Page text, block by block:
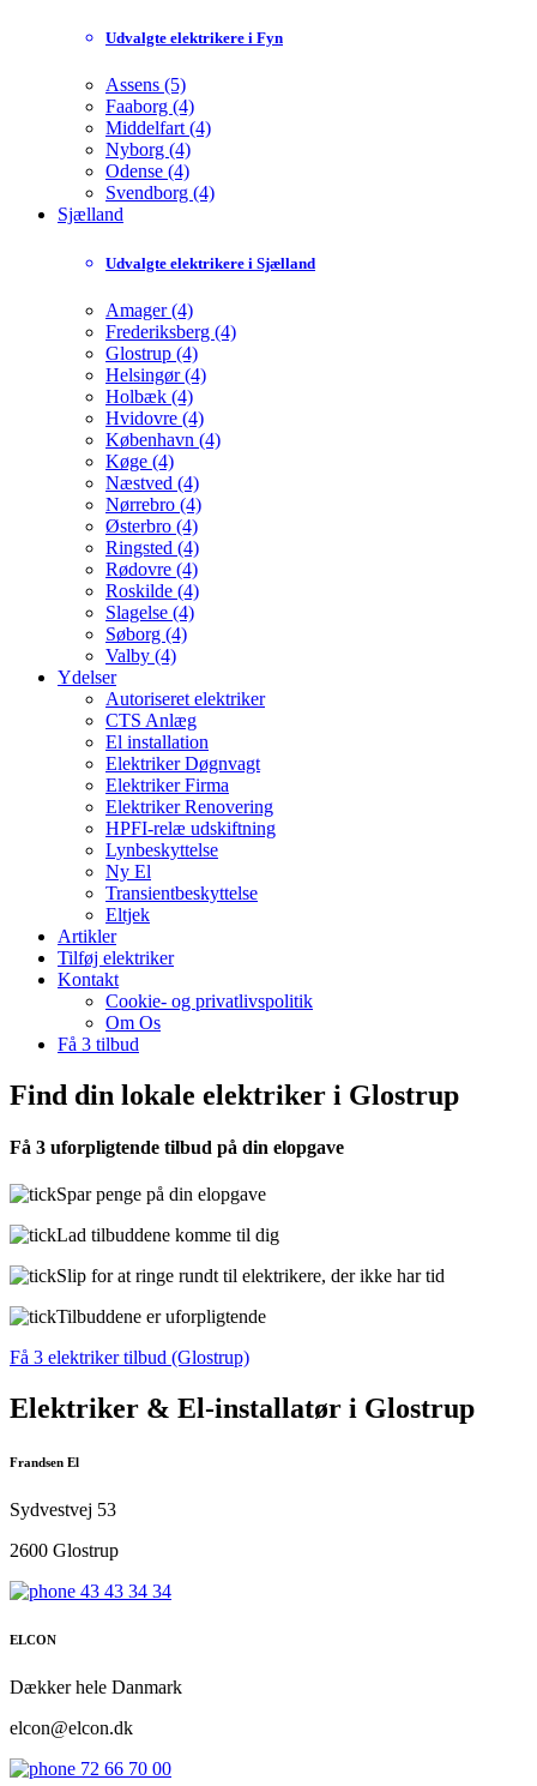
Udvalgte elektrikere i Fyn
Assens (5)
Faaborg (4)
Middelfart (4)
Nyborg (4)
Odense (4)
Svendborg (4)
Sjælland
Udvalgte elektrikere i Sjælland
Amager (4)
Frederiksberg (4)
Glostrup (4)
Helsingør (4)
Holbæk (4)
Hvidovre (4)
København (4)
Køge (4)
Næstved (4)
Nørrebro (4)
Østerbro (4)
Ringsted (4)
Rødovre (4)
Roskilde (4)
Slagelse (4)
Søborg (4)
Valby (4)
Ydelser
Autoriseret elektriker
CTS Anlæg
El installation
Elektriker Døgnvagt
Elektriker Firma
Elektriker Renovering
HPFI-relæ udskiftning
Lynbeskyttelse
Ny El
Transientbeskyttelse
Eltjek
Artikler
Tilføj elektriker
Kontakt
Cookie- og privatlivspolitik
Om Os
Få 3 tilbud
Find din lokale elektriker i Glostrup
Få 3 uforpligtende tilbud på din elopgave
Spar penge på din elopgave
Lad tilbuddene komme til dig
Slip for at ringe rundt til elektrikere, der ikke har tid
Tilbuddene er uforpligtende
Få 3 elektriker tilbud (Glostrup)
Elektriker & El-installatør i Glostrup
Frandsen El
Sydvestvej 53
2600 Glostrup
43 43 34 34
ELCON
Dækker hele Danmark
elcon@elcon.dk
72 66 70 00